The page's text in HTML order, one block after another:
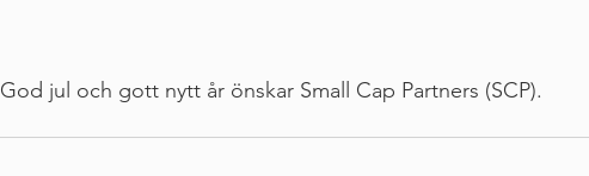
God jul och gott nytt år önskar Small Cap Partners (SCP).